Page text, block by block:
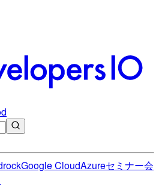
Google CloudAzureセミナー会